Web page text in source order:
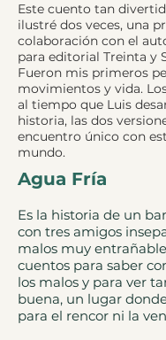
Este cuento tan
ilustré dos veces, una
colaboración con el
para editorial Treinta y
Fueron mis primeros
movimientos y vida.
al tiempo que Luis
historia, las dos
encuentro único con
mundo.
Agua Fría
Es la historia de un
con tres amigos
malos muy
cuentos para saber
los malos y para ver
buena, un lugar
para el rencor ni la